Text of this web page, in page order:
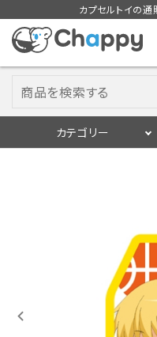
カプセルトイの通
カテゴリー
入荷スケジュ
カプセルトイマシン
カプセルトイ